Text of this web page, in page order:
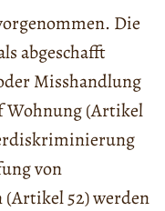
Die
abgeschafft
Misshandlung
Wohnung (Artikel
von
52) werden